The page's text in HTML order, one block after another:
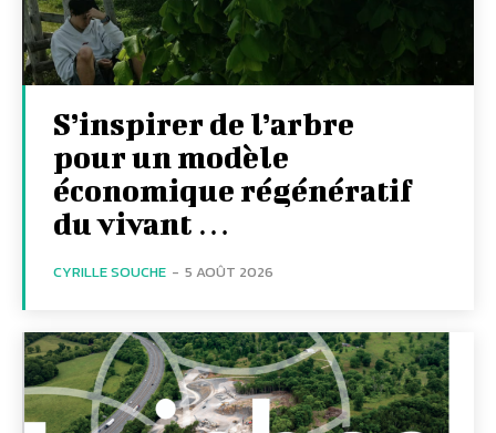
S’inspirer de l’arbre
pour un modèle
économique régénératif
du vivant …
CYRILLE SOUCHE - 5 AOÛT 2026